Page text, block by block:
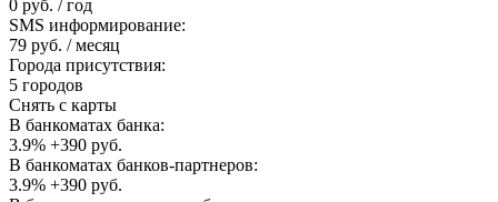
0 руб. / год
SMS информирование:
79 руб. / месяц
Города присутствия:
5 городов
Снять с карты
В банкоматах банка:
3.9% +390 руб.
В банкоматах банков-партнеров:
3.9% +390 руб.